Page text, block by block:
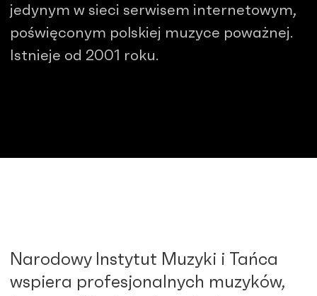
jedynym w sieci serwisem internetowym,
poświęconym polskiej muzyce poważnej.
Istnieje od 2001 roku.
Narodowy Instytut Muzyki i Tańca
wspiera profesjonalnych muzyków,